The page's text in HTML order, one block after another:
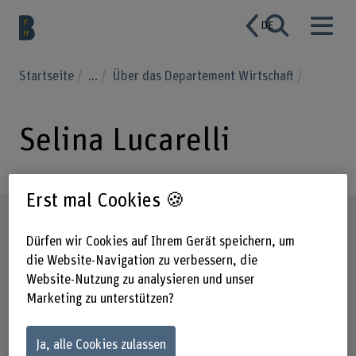
DE
Startseite ... Über das Departement Wirtschaft
Selina Lucarelli
Erst mal Cookies 🍪
Dürfen wir Cookies auf Ihrem Gerät speichern, um
die Website-Navigation zu verbessern, die
Website-Nutzung zu analysieren und unser
Marketing zu unterstützen?
Ja, alle Cookies zulassen